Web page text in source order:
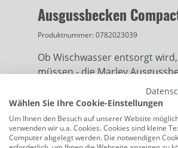
Ausgussbecken
Produktnummer:0782023039
Ob Wischwasser entsorgt
müssen - die Marley
Abwässer und Säuren und
Die praktischen und
geeignet sind. Das
Spritzschutz.
Wählen Sie Ihre Cookie-Einstellungen
Um Ihnen den Besuch auf unserer Website
verwenden wir u.a. Cookies. Cookies sind kleine
Computer abgelegt werden. Die notwendigen